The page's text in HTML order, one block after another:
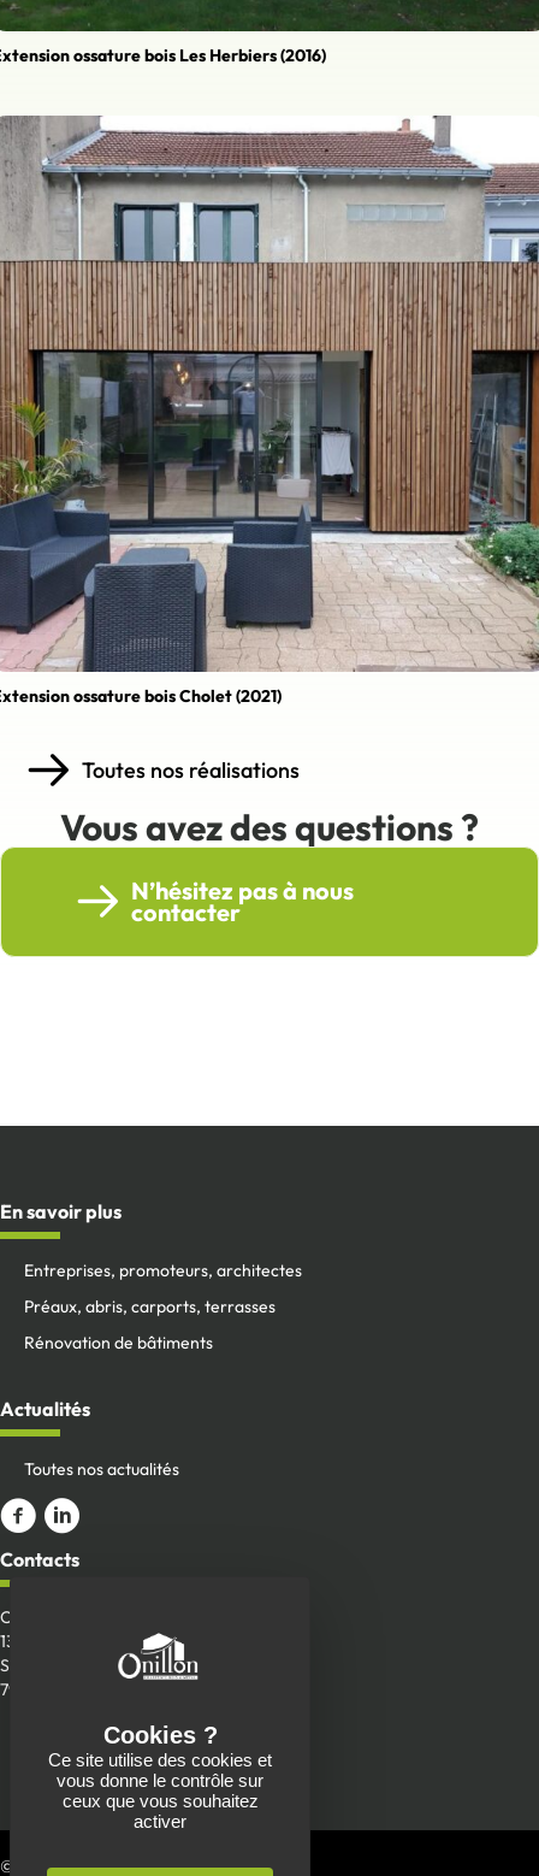
ossature bois Les Herbiers (2016)
ossature bois Cholet (2021)
Toutes nos réalisations
Vous avez des questions ?
N’hésitez pas à nous
contacter
En savoir plus
Entreprises, promoteurs, architectes
Préaux, abris, carports, terrasses
Rénovation de bâtiments
Actualités
Toutes nos actualités
Aller sur la page Facebook
ALler sur le compte Linkedin
Contacts
Onillon SAS
13 Place de la Roche
Saint-Aubin-de-Baubigné
79700 Mauléon
Envoyer un message
05 49 81 90 22
© 2026 Charpente Onillon
Ce site utilise des cookies et
vous donne le contrôle sur
ceux que vous souhaitez
activer